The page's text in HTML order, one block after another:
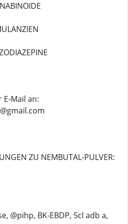
Mail an:
ZU NEMBUTAL-PULVER:
@pihp, BK-EBDP, 5cl adb a,